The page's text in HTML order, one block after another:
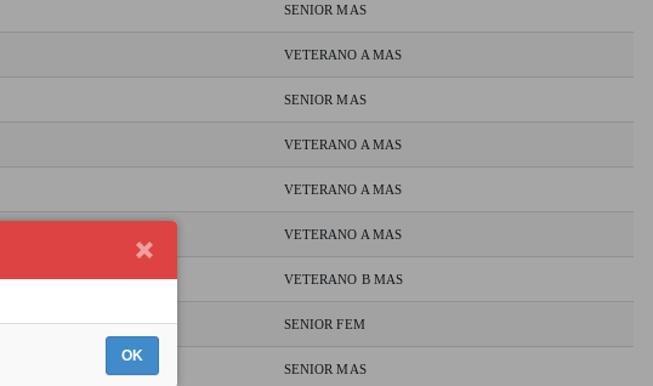
SENIOR MAS
VETERANO A MAS
SENIOR MAS
VETERANO A MAS
VETERANO A MAS
VETERANO A MAS
VETERANO B MAS
SENIOR FEM
SENIOR MAS
OK